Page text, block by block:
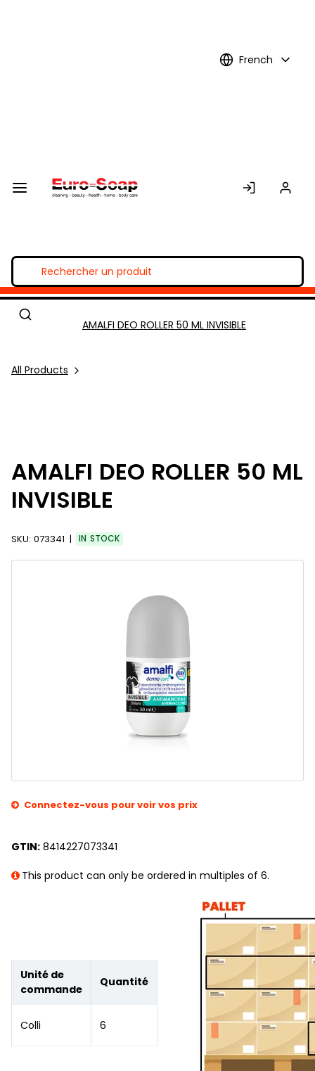
French
All Products
AMALFI DEO ROLLER 50 ML INVISIBLE
AMALFI DEO ROLLER 50 ML
INVISIBLE
SKU: 073341 IN STOCK
Connectez-vous pour voir vos prix
GTIN: 8414227073341
This product can only be ordered in multiples of 6.
Unité de
commande
Quantité
Colli 6